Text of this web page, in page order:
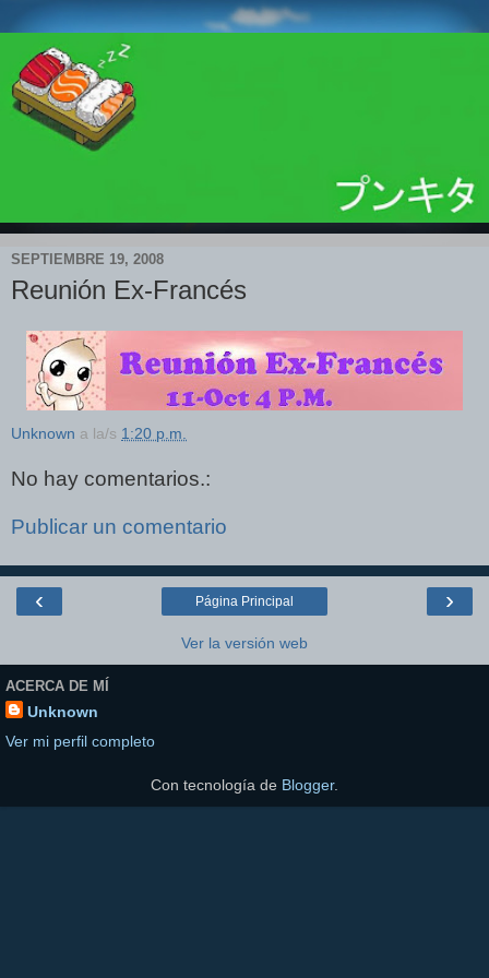
SEPTIEMBRE 19, 2008
Reunión Ex-Francés
Unknown a la/s 1:20 p.m.
No hay comentarios.:
Publicar un comentario
‹ ›
Página Principal
Ver la versión web
ACERCA DE MÍ
Unknown
Ver mi perfil completo
Con tecnología de Blogger.